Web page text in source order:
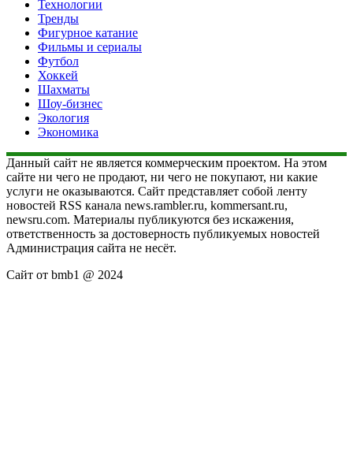
Технологии
Тренды
Фигурное катание
Фильмы и сериалы
Футбол
Хоккей
Шахматы
Шоу-бизнес
Экология
Экономика
Данный сайт не является коммерческим проектом. На этом
сайте ни чего не продают, ни чего не покупают, ни какие
услуги не оказываются. Сайт представляет собой ленту
новостей RSS канала news.rambler.ru, kommersant.ru,
newsru.com. Материалы публикуются без искажения,
ответственность за достоверность публикуемых новостей
Администрация сайта не несёт.
Сайт от bmb1 @ 2024